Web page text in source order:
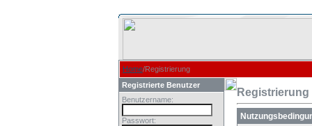
Home/Registrierung
Registrierte Benutzer
Benutzername:
Passwort:
Registrierung